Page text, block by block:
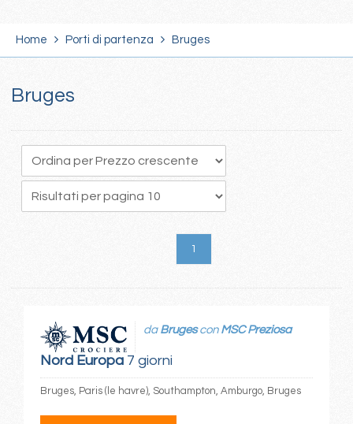
Home Porti di partenza Bruges
Bruges
1
Nord Europa7 giorni
da Brugescon MSC Preziosa
Bruges, Paris (le havre), Southampton, Amburgo, Bruges